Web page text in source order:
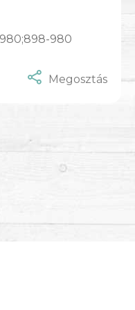
980
Megosztás